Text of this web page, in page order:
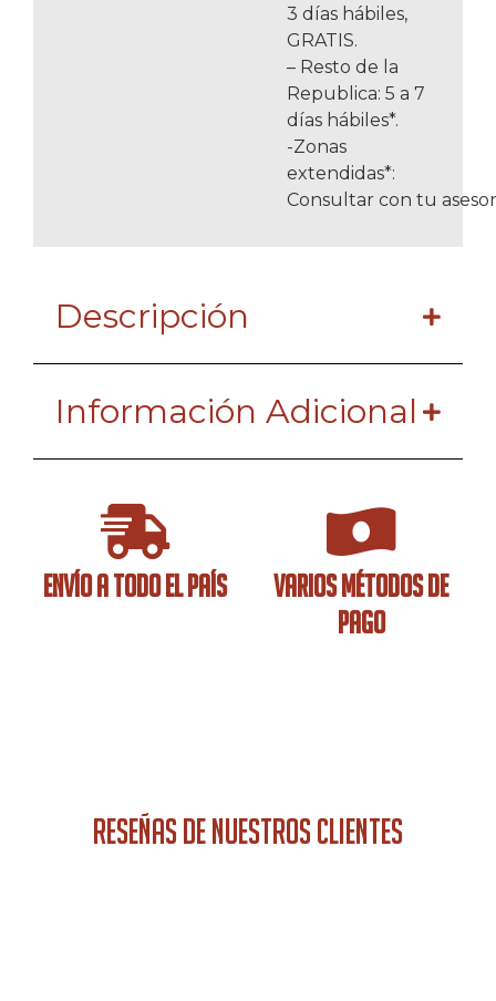
ENVÍO A TODO EL PAÍS
VARIOS MÉTODOS DE
PAGO
3 días hábiles,
GRATIS.
– Resto de la
Republica: 5 a 7
días hábiles*.
-Zonas
extendidas*:
Consultar con tu
Descripción
Información Adicional
RESEÑAS DE NUESTROS CLIENTES